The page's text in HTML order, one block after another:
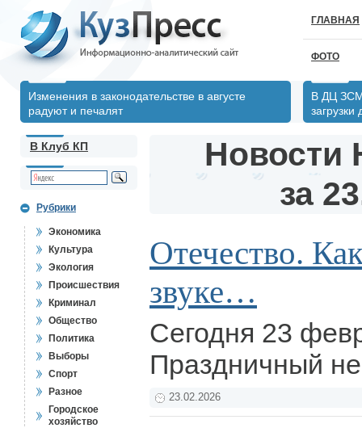
ГЛАВНАЯ
ФОТО
Изменения в законодательстве в августе
радуют и печалят
В ДЦ
В Клуб КП
Рубрики
Экономика
Культура
Экология
Происшествия
Криминал
Общество
Политика
Выборы
Спорт
Разное
Городское
хозяйство
Новости
за
Отечество.
звуке…
Сегодня 23
Праздничный
23.02.2026